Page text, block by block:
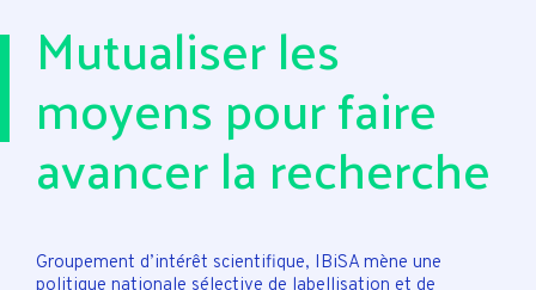
Mutualiser les
moyens pour faire
avancer la recherche
Groupement d’intérêt scientifique, IBiSA mène une